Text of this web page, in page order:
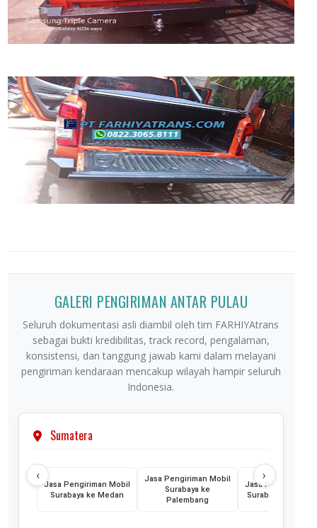
GALERI PENGIRIMAN ANTAR PULAU
Seluruh dokumentasi asli diambil oleh tim FARHIYAtrans
sebagai bukti kredibilitas, track record, pengalaman,
konsistensi, dan tanggung jawab kami dalam melayani
pengiriman kendaraan mencakup wilayah hampir seluruh
Indonesia.
Sumatera
‹
Jasa Pengiriman Mobil
Surabaya ke Medan
Jasa Pengiriman Mobil
Surabaya ke
Palembang
Jasa Pengiriman
Surabaya ke
›